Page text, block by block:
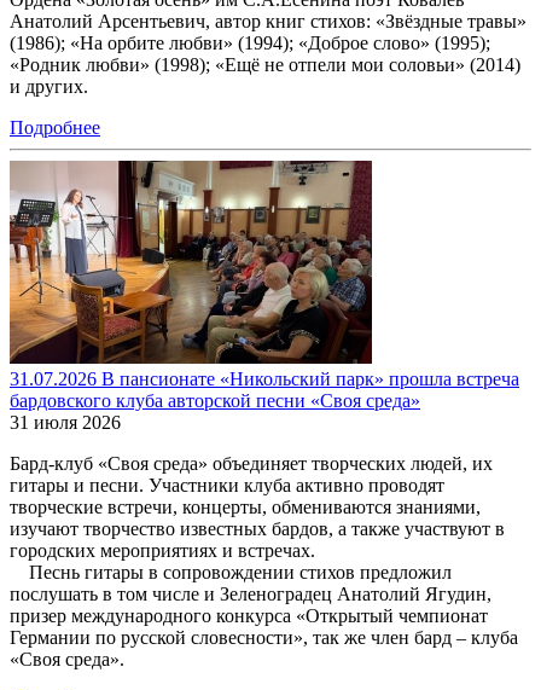
Анатолий Арсентьевич, автор книг стихов: «Звёздные травы»
(1986); «На орбите любви» (1994); «Доброе слово» (1995);
«Родник любви» (1998); «Ещё не отпели мои соловьи» (2014)
и других.
Подробнее
31.07.2026 В пансионате «Никольский парк» прошла встреча
бардовского клуба авторской песни «Своя среда»
31 июля 2026
Бард-клуб «Своя среда» объединяет творческих людей, их
гитары и песни. Участники клуба активно проводят
творческие встречи, концерты, обмениваются знаниями,
изучают творчество известных бардов, а также участвуют в
городских мероприятиях и встречах.
Песнь гитары в сопровождении стихов предложил
послушать в том числе и Зеленоградец Анатолий Ягудин,
призер международного конкурса «Открытый чемпионат
Германии по русской словесности», так же член бард – клуба
«Своя среда».